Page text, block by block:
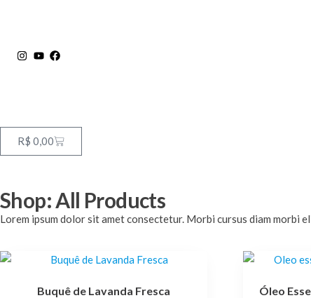
R$ 0,00
Shop: All Products
Lorem ipsum dolor sit amet consectetur. Morbi cursus diam
Buquê de Lavanda Fresca Óleo